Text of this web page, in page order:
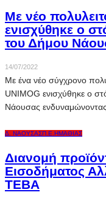
Με νέο
ενισχύθηκε ο
του Δήμου
14/07/2022
Με ένα νέο σύγχρονο
UNIMOG ενισχύθηκε ο
Νάουσας ενδυναμώνοντας
Δ. ΝΆΟΥΣΑΣΠ.Ε.ΗΜΑΘΊΑΣ
Διανομή
Εισοδήματος
ΤΕΒΑ